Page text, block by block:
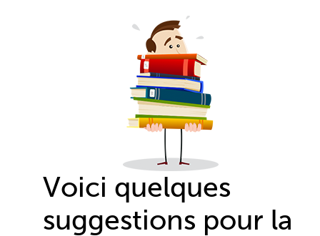
Voici quelques
suggestions pour la